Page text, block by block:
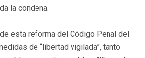
la condena.
esta reforma del Código Penal del
de “libertad vigilada”, tanto